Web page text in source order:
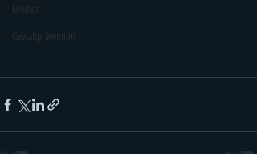
Medien
Gewaltprävention